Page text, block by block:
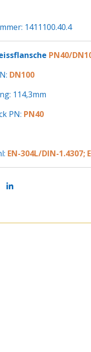
1411100.40.4
PN40/
DN100
114,3mm
PN: PN40
EN-304L/DIN-1.4307;
T
E